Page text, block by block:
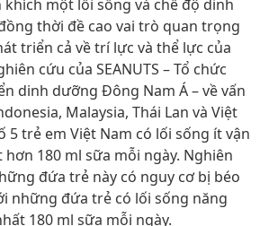
một lối sống và chế độ dinh
thời đề cao vai trò quan trọng
triển cả về trí lực và thể lực của
cứu của SEANUTS – Tổ chức
dinh dưỡng Đông Nam Á – về vấn
Malaysia, Thái Lan và Việt
5 trẻ em Việt Nam có lối sống ít vận
180 ml sữa mỗi ngày. Nghiên
đứa trẻ này có nguy cơ bị béo
những đứa trẻ có lối sống năng
180 ml sữa mỗi ngày.